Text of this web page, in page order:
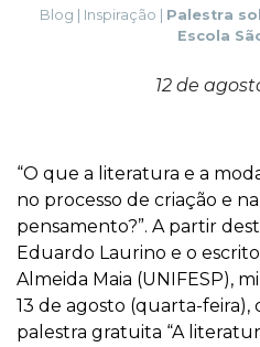
Blog Inspiração
Palestra
Escola
12 de
“O que a literatura e a
no processo de criação e
pensamento?”. A partir
Eduardo Laurino e o
Almeida Maia (UNIFESP),
13 de agosto (quarta-feira),
palestra gratuita “A